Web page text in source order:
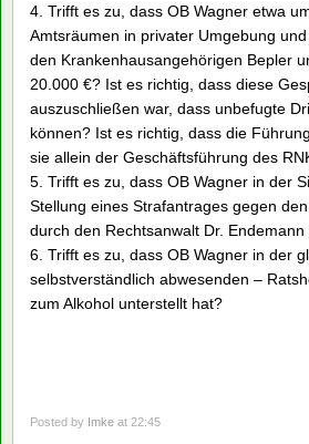
4. Trifft es zu, dass OB Wagner etwa
Amtsräumen in privater Umgebung
den Krankenhausangehörigen Bepler
20.000 €? Ist es richtig, dass diese
auszuschließen war, dass unbefugte
können? Ist es richtig, dass die
sie allein der Geschäftsführung des
5. Trifft es zu, dass OB Wagner in der
Stellung eines Strafantrages gegen
durch den Rechtsanwalt Dr.
6. Trifft es zu, dass OB Wagner in der
selbstverständlich abwesenden –
zum Alkohol unterstellt hat?
Posted by Imke at 22:45